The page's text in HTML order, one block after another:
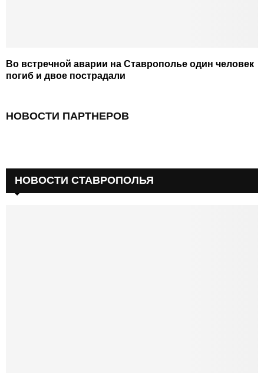
Во встречной аварии на Ставрополье один человек
погиб и двое пострадали
НОВОСТИ ПАРТНЕРОВ
НОВОСТИ СТАВРОПОЛЬЯ